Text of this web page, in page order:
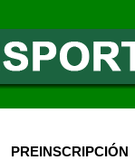
PREINSCRIPCIÓN